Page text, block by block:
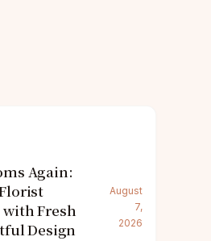
Again:
Fresh
Design
August
7,
2026